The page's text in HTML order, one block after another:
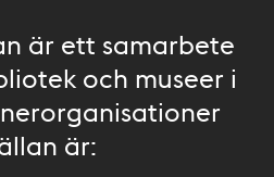
är ett samarbete
och museer i
är: